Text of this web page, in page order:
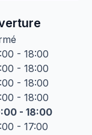
- 18:00
- 18:00
- 18:00
- 18:00
- 18:00
- 17:00